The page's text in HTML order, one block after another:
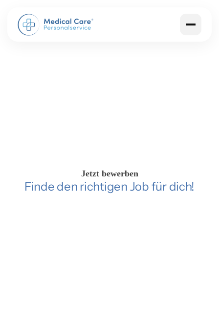
Jetzt bewerben
Finde den richtigen Job für dich!